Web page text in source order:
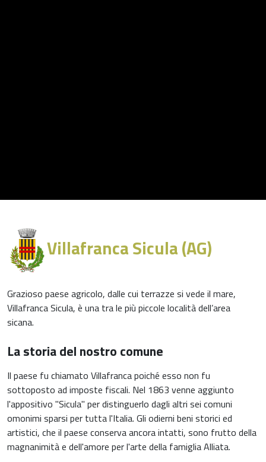
Villafranca Sicula (AG)
Grazioso paese agricolo, dalle cui terrazze si vede il mare,
Villafranca Sicula, è una tra le più piccole località dell’area
sicana.
La storia del nostro comune
Il paese fu chiamato Villafranca poiché esso non fu
sottoposto ad imposte fiscali. Nel 1863 venne aggiunto
l'appositivo "Sicula" per distinguerlo dagli altri sei comuni
omonimi sparsi per tutta l'Italia. Gli odierni beni storici ed
artistici, che il paese conserva ancora intatti, sono frutto della
magnanimità e dell'amore per l'arte della famiglia Alliata.